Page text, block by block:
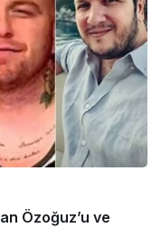
Özoğuz’u ve